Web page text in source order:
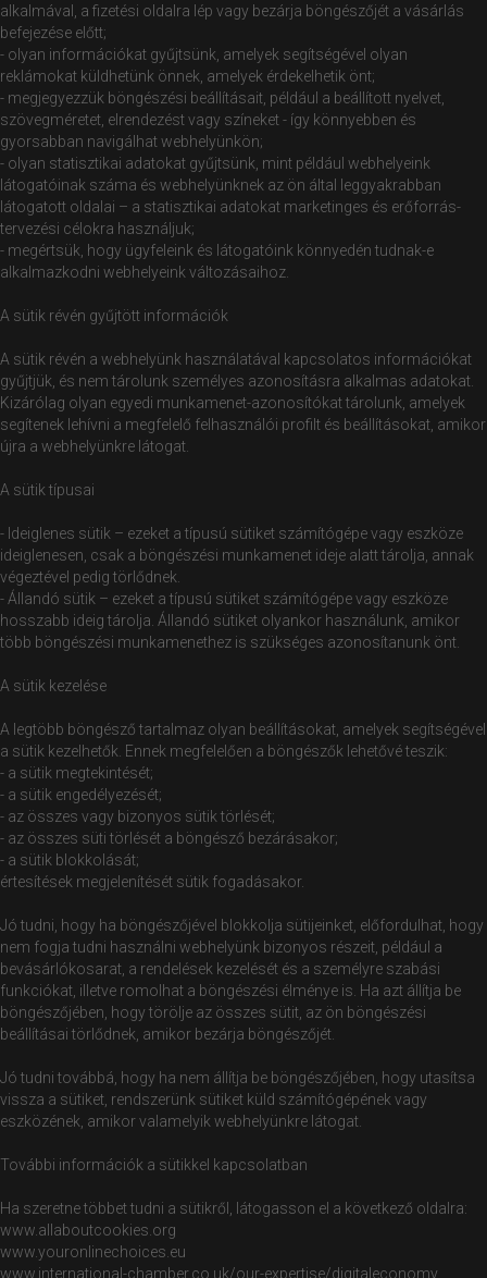
alkalmával, a fizetési oldalra lép vagy bezárja böngészőjét a vásárlás
befejezése előtt;
- olyan információkat gyűjtsünk, amelyek segítségével olyan
reklámokat küldhetünk önnek, amelyek érdekelhetik önt;
- megjegyezzük böngészési beállításait, például a beállított nyelvet,
szövegméretet, elrendezést vagy színeket - így könnyebben és
gyorsabban navigálhat webhelyünkön;
- olyan statisztikai adatokat gyűjtsünk, mint például webhelyeink
látogatóinak száma és webhelyünknek az ön által leggyakrabban
látogatott oldalai – a statisztikai adatokat marketinges és erőforrás-
tervezési célokra használjuk;
- megértsük, hogy ügyfeleink és látogatóink könnyedén tudnak-e
alkalmazkodni webhelyeink változásaihoz.
A sütik révén gyűjtött információk
A sütik révén a webhelyünk használatával kapcsolatos információkat
gyűjtjük, és nem tárolunk személyes azonosításra alkalmas adatokat.
Kizárólag olyan egyedi munkamenet-azonosítókat tárolunk, amelyek
segítenek lehívni a megfelelő felhasználói profilt és beállításokat, amikor
újra a webhelyünkre látogat.
A sütik típusai
- Ideiglenes sütik – ezeket a típusú sütiket számítógépe vagy eszköze
ideiglenesen, csak a böngészési munkamenet ideje alatt tárolja, annak
végeztével pedig törlődnek.
- Állandó sütik – ezeket a típusú sütiket számítógépe vagy eszköze
hosszabb ideig tárolja. Állandó sütiket olyankor használunk, amikor
több böngészési munkamenethez is szükséges azonosítanunk önt.
A sütik kezelése
A legtöbb böngésző tartalmaz olyan beállításokat, amelyek segítségével
a sütik kezelhetők. Ennek megfelelően a böngészők lehetővé teszik:
- a sütik megtekintését;
- a sütik engedélyezését;
- az összes vagy bizonyos sütik törlését;
- az összes süti törlését a böngésző bezárásakor;
- a sütik blokkolását;
értesítések megjelenítését sütik fogadásakor.
Jó tudni, hogy ha böngészőjével blokkolja sütijeinket, előfordulhat, hogy
nem fogja tudni használni webhelyünk bizonyos részeit, például a
bevásárlókosarat, a rendelések kezelését és a személyre szabási
funkciókat, illetve romolhat a böngészési élménye is. Ha azt állítja be
böngészőjében, hogy törölje az összes sütit, az ön böngészési
beállításai törlődnek, amikor bezárja böngészőjét.
Jó tudni továbbá, hogy ha nem állítja be böngészőjében, hogy utasítsa
vissza a sütiket, rendszerünk sütiket küld számítógépének vagy
eszközének, amikor valamelyik webhelyünkre látogat.
További információk a sütikkel kapcsolatban
Ha szeretne többet tudni a sütikről, látogasson el a következő oldalra:
www.allaboutcookies.org
www.youronlinechoices.eu
www.international-chamber.co.uk/our-expertise/digitaleconomy